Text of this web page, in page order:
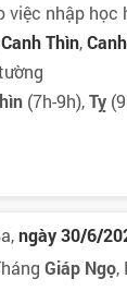
việc nhập học
Canh Thìn,
(7h-9h),Tỵ
ngày 30/6/
Giáp Ngọ,